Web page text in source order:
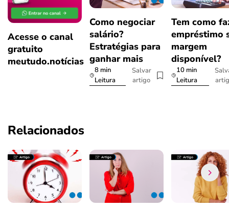
Acesse o canal
gratuito
meutudo.notícias
Como negociar
salário?
Estratégias para
ganhar mais
8 min
Leitura
Salvar
artigo
Tem como
empréstimo
margem
disponível?
10 min
Leitura
Relacionados